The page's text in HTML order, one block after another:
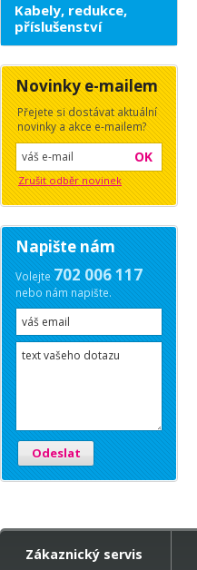
Kabely, redukce,
příslušenství
Novinky e-mailem
Přejete si dostávat aktuální
novinky a akce e-mailem?
OK
Zrušit odběr novinek
Napište nám
Volejte702 006 117
nebo nám napište.
Odeslat
Zákaznický servis